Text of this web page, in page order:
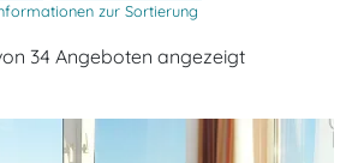
zur Sortierung
34 Angeboten angezeigt